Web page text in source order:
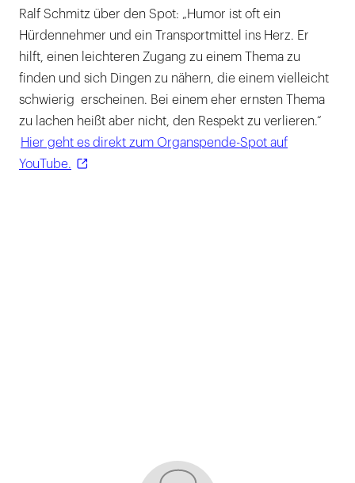
Ralf Schmitz über den Spot: „Humor ist oft ein
Hürdennehmer und ein Transportmittel ins Herz. Er
hilft, einen leichteren Zugang zu einem Thema zu
finden und sich Dingen zu nähern, die einem vielleicht
schwierig erscheinen. Bei einem eher ernsten Thema
zu lachen heißt aber nicht, den Respekt zu verlieren.“
Hier geht es direkt zum Organspende-Spot auf
YouTube.